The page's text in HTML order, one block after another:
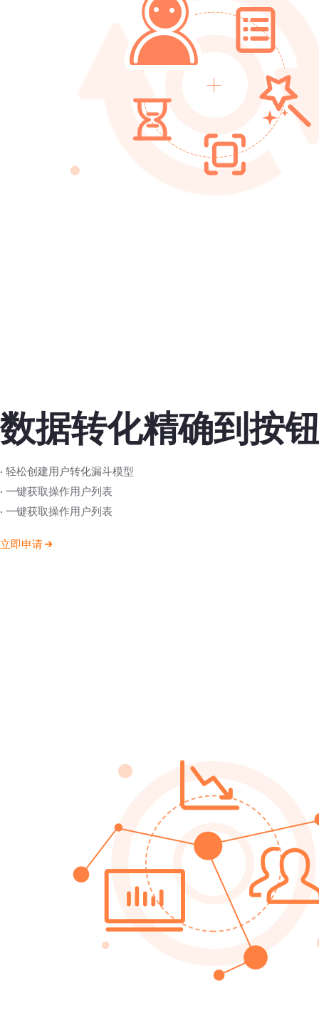
数据转化精确到按
· 轻松创建用户转化漏斗模型
· 一键获取操作用户列表
· 一键获取操作用户列表
立即申请